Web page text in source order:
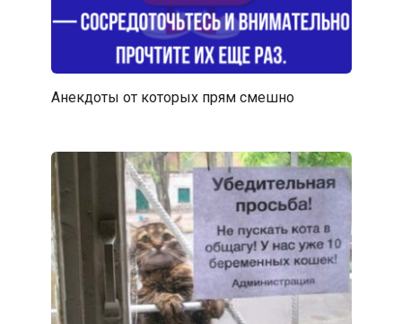
Анекдоты от которых прям смешно